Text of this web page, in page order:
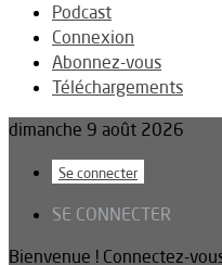
Podcast
Connexion
Abonnez-vous
Téléchargements
dimanche 9 août 2026
Se connecter
SE CONNECTER
Bienvenue ! Connectez-